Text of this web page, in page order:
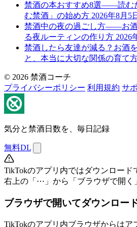
禁酒の本おすすめ8選——読む
む禁酒」の始め方 2026年8月5
禁酒中の夜の過ごし方——お
る夜ルーティンの作り方 2026
禁酒したら友達が減る？お酒
と、本当に大切な関係の育て
© 2026 禁酒コーチ
プライバシーポリシー 利用規約 サ
気分と禁酒日数を、毎日記録
無料DL
TikTokのアプリ内ではダウンロード
右上の「⋯」から「ブラウザで開く
ブラウザで開いてダウンロー
TikTokのアプリ内ブラウザからはア